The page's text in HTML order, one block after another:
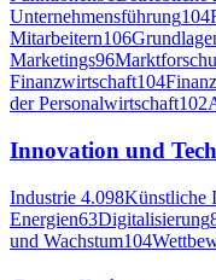
Unternehmensführung104
Mitarbeitern106
Marketings96
Finanzwirtschaft104
der Personalwirtschaft102
Innovation und
Industrie 4.098Künstliche
Energien63Digitalisierung
und Wachstum104